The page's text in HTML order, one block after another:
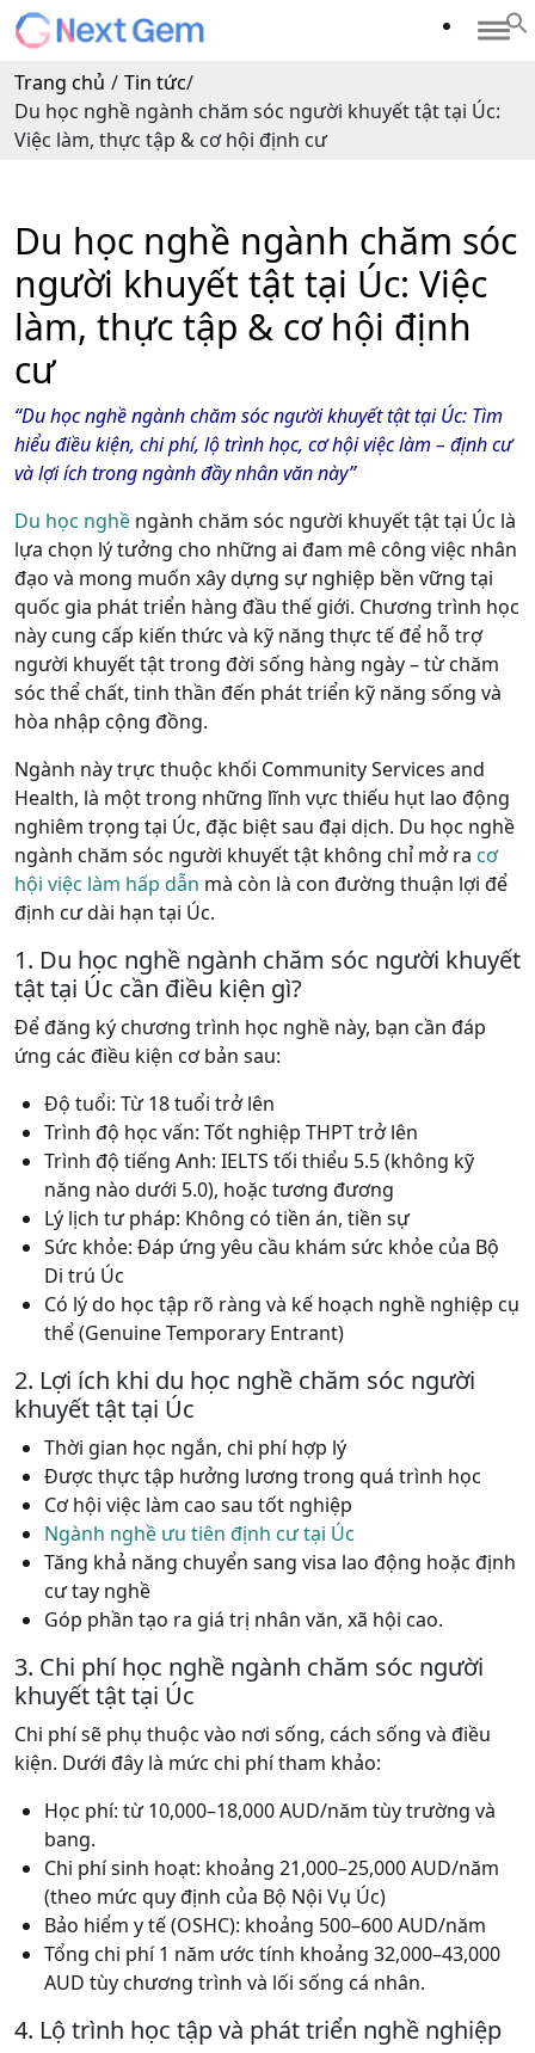
Trang chủ / Tin tức/
Du học nghề ngành chăm sóc người khuyết tật tại Úc:
Việc làm, thực tập & cơ hội định cư
Du học nghề ngành chăm sóc
người khuyết tật tại Úc: Việc
làm, thực tập & cơ hội định
cư
“Duhọcnghềngànhchăm sócngườikhuyếttậttại Úc: Tìm
hiểuđiềukiện, chiphí, lộtrìnhhọc, cơhộiviệclàm – địnhcư
vàlợiíchtrongngànhđầynhânvănnày”
Du học nghề ngành chăm sóc người khuyết tật tại Úc là
lựa chọn lý tưởng cho những ai đam mê công việc nhân
đạo và mong muốn xây dựng sự nghiệp bền vững tại
quốc gia phát triển hàng đầu thế giới. Chương trình học
này cung cấp kiến thức và kỹ năng thực tế để hỗ trợ
người khuyết tật trong đời sống hàng ngày – từ chăm
sóc thể chất, tinh thần đến phát triển kỹ năng sống và
hòa nhập cộng đồng.
Ngành này trực thuộc khối Community Services and
Health, là một trong những lĩnh vực thiếu hụt lao động
nghiêm trọng tại Úc, đặc biệt sau đại dịch. Du học nghề
ngành chăm sóc người khuyết tật không chỉ mở ra cơ
hội việc làm hấp dẫn mà còn là con đường thuận lợi để
định cư dài hạn tại Úc.
1. Du học nghề ngành chăm sóc người khuyết
tật tại Úc cần điều kiện gì?
Để đăng ký chương trình học nghề này, bạn cần đáp
ứng các điều kiện cơ bản sau:
Độ tuổi: Từ 18 tuổi trở lên
Trình độ học vấn: Tốt nghiệp THPT trở lên
Trình độ tiếng Anh: IELTS tối thiểu 5.5 (không kỹ
năng nào dưới 5.0), hoặc tương đương
Lý lịch tư pháp: Không có tiền án, tiền sự
Sức khỏe: Đáp ứng yêu cầu khám sức khỏe của Bộ
Di trú Úc
Có lý do học tập rõ ràng và kế hoạch nghề nghiệp cụ
thể (Genuine Temporary Entrant)
2. Lợi ích khi du học nghề chăm sóc người
khuyết tật tại Úc
Thời gian học ngắn, chi phí hợp lý
Được thực tập hưởng lương trong quá trình học
Cơ hội việc làm cao sau tốt nghiệp
Ngành nghề ưu tiên định cư tại Úc
Tăng khả năng chuyển sang visa lao động hoặc định
cư tay nghề
Góp phần tạo ra giá trị nhân văn, xã hội cao.
3. Chi phí học nghề ngành chăm sóc người
khuyết tật tại Úc
Chi phí sẽ phụ thuộc vào nơi sống, cách sống và điều
kiện. Dưới đây là mức chi phí tham khảo:
Học phí: từ 10,000–18,000 AUD/năm tùy trường và
bang.
Chi phí sinh hoạt: khoảng 21,000–25,000 AUD/năm
(theo mức quy định của Bộ Nội Vụ Úc)
Bảo hiểm y tế (OSHC): khoảng 500–600 AUD/năm
Tổng chi phí 1 năm ước tính khoảng 32,000–43,000
AUD tùy chương trình và lối sống cá nhân.
4. Lộ trình học tập và phát triển nghề nghiệp